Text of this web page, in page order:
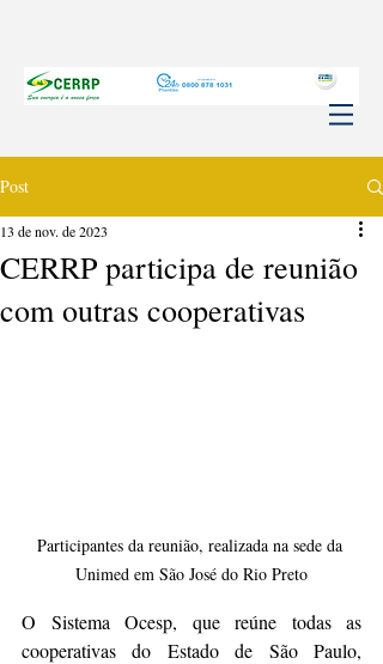
Post
CERRP participa de reunião
com outras cooperativas
13 de nov. de 2023
Participantes da reunião, realizada na sede da
Unimed em São José do Rio Preto
O Sistema Ocesp, que reúne todas as
cooperativas do Estado de São Paulo,